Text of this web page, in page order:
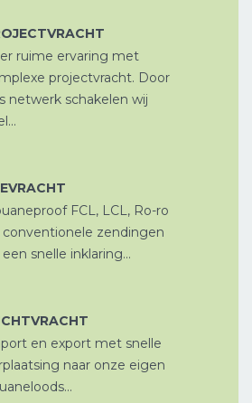
ruime ervaring met
projectvracht. Door
netwerk schakelen wij
SPOOR
FCL, LCL, Ro-ro
conventionele zendingen
snelle inklaring...
en export met snelle
naar onze eigen